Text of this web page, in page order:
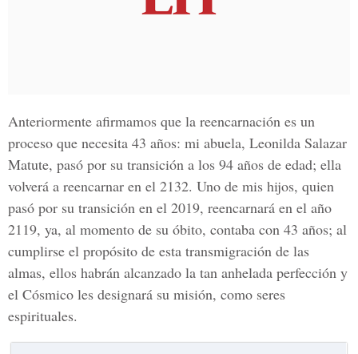
Anteriormente afirmamos que la reencarnación es un
proceso que necesita 43 años: mi abuela, Leonilda Salazar
Matute, pasó por su transición a los 94 años de edad; ella
volverá a reencarnar en el 2132. Uno de mis hijos, quien
pasó por su transición en el 2019, reencarnará en el año
2119, ya, al momento de su óbito, contaba con 43 años; al
cumplirse el propósito de esta transmigración de las
almas, ellos habrán alcanzado la tan anhelada perfección y
el Cósmico les designará su misión, como seres
espirituales.